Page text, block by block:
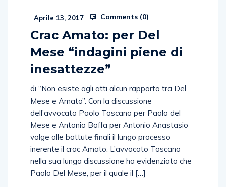
Aprile 13, 2017 Comments (0)
Crac Amato: per Del
Mese “indagini piene di
inesattezze”
di “Non esiste agli atti alcun rapporto tra Del
Mese e Amato”. Con la discussione
dell’avvocato Paolo Toscano per Paolo del
Mese e Antonio Boffa per Antonio Anastasio
volge alle battute finali il lungo processo
inerente il crac Amato. L’avvocato Toscano
nella sua lunga discussione ha evidenziato che
Paolo Del Mese, per il quale il […]